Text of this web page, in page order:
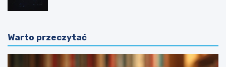
Warto przeczytać